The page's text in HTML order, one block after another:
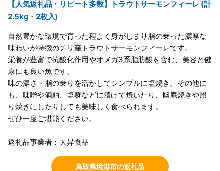
【人気返礼品・リピート多数】トラウトサーモンフィーレ (計
2.5kg・2枚入)
自然豊かな環境で育った程よく身がしまり脂の乗った濃厚な
味わいが特徴のチリ産トラウトサーモンフィーレです。
栄養が豊富で抗酸化作用やオメガ3系脂肪酸を含む、美容と健
康にも良い魚です。
味の濃さ・脂の乗りを活かしてシンプルに塩焼き。その他に
も、味噌や酒粕、塩麹などに漬けて焼いたり、幽庵焼きや照
り焼きにしたりしても美味しく食べられます。
ぜひ一度ご堪能ください。
返礼品事業者：大昇食品
鳥取県境港市の返礼品